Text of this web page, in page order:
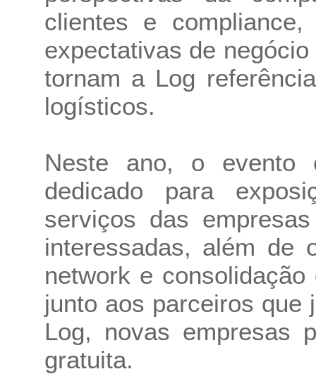
clientes e
expectativas de
tornam a Log
logísticos.
Neste ano, o evento
dedicado para
serviços das
interessadas, além de
network e
junto aos parceiros que
Log, novas empresas
gratuita.